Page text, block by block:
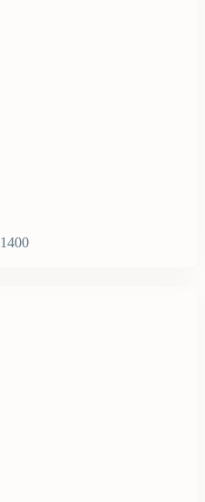
1400